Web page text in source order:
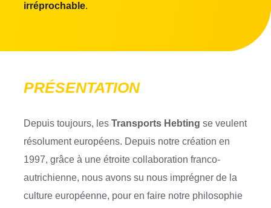
irréprochable.
PRÉSENTATION
Depuis toujours, les Transports Hebting se veulent
résolument européens. Depuis notre création en
1997, grâce à une étroite collaboration franco-
autrichienne, nous avons su nous imprégner de la
culture européenne, pour en faire notre philosophie